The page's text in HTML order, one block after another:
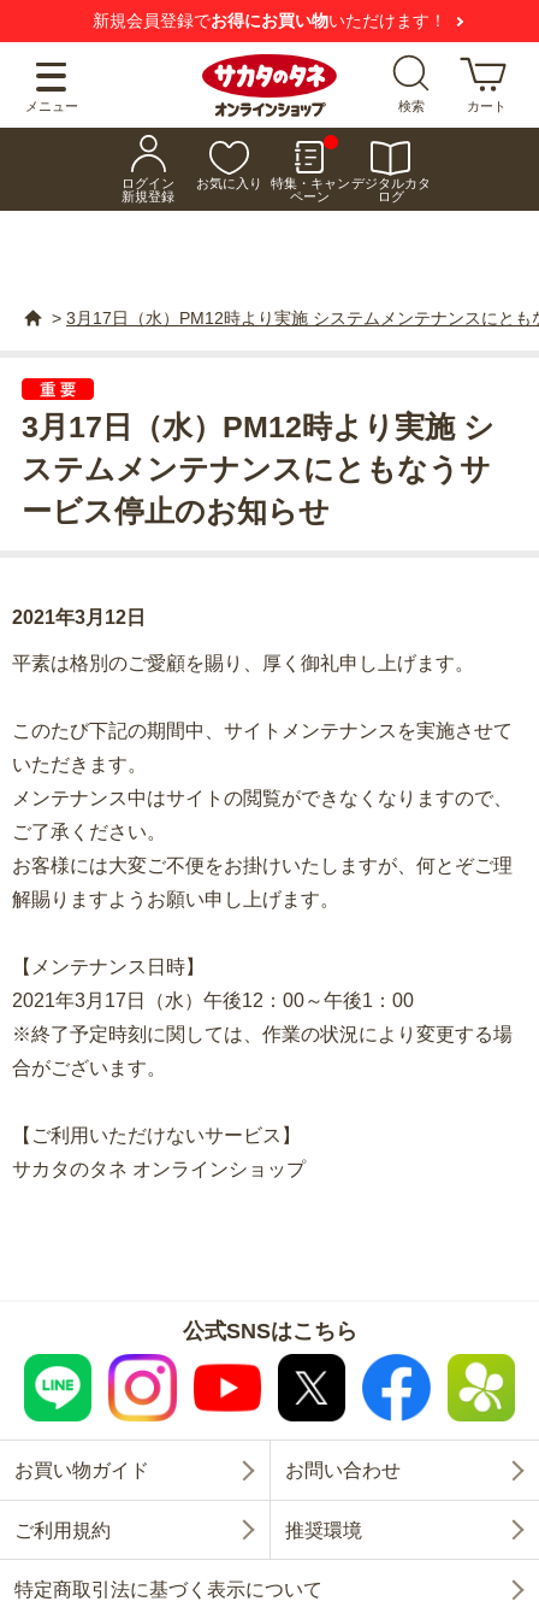
新規会員登録でお得にお買い物いただけます！
メニュー 検索 カート
ログイン
新規登録
お気に入り
特集・キャン
ペーン
デジタルカタ
ログ
> 3月17日（水）PM12時より実施 システムメンテナンスにと
3月17日（水）PM12時より実施 シ
ステムメンテナンスにともなうサ
ービス停止のお知らせ
2021年3月12日
平素は格別のご愛顧を賜り、厚く御礼申し上げます。
このたび下記の期間中、サイトメンテナンスを実施させて
いただきます。
メンテナンス中はサイトの閲覧ができなくなりますので、
ご了承ください。
お客様には大変ご不便をお掛けいたしますが、何とぞご理
解賜りますようお願い申し上げます。
【メンテナンス日時】
2021年3月17日（水）午後12：00～午後1：00
※終了予定時刻に関しては、作業の状況により変更する場
合がございます。
【ご利用いただけないサービス】
サカタのタネ オンラインショップ
公式SNSはこちら
お買い物ガイド お問い合わせ
ご利用規約 推奨環境
特定商取引法に基づく表示について